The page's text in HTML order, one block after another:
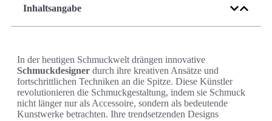
Inhaltsangabe
In der heutigen Schmuckwelt drängen innovative
Schmuckdesigner durch ihre kreativen Ansätze und
fortschrittlichen Techniken an die Spitze. Diese Künstler
revolutionieren die Schmuckgestaltung, indem sie Schmuck
nicht länger nur als Accessoire, sondern als bedeutende
Kunstwerke betrachten. Ihre trendsetzenden Designs